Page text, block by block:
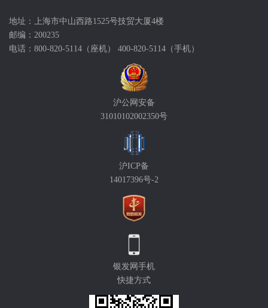
地址：上海市中山西路1525号技贸大厦4楼
邮编：200235
电话：800-820-5114（座机） 400-820-5114（手机）
沪公网安备
31010102002350号
沪ICP备
14017396号-2
银发网手机
快捷方式